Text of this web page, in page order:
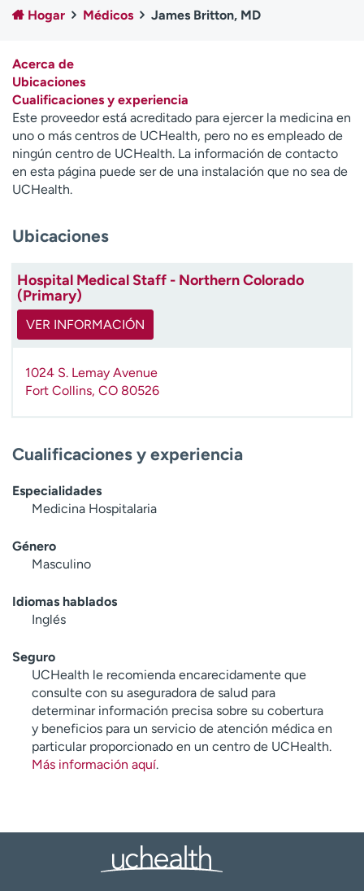
Atención a medios de
comunicación
Contáctenos Noticias e historias
A
y
ú
d
m
e
n
o
Hogar Médicos James Britton, MD
Acerca de
Ubicaciones
Cualificaciones y experiencia
Este proveedor está acreditado para ejercer la medicina en
uno o más centros de UCHealth, pero no es empleado de
ningún centro de UCHealth. La información de contacto
en esta página puede ser de una instalación que no sea de
UCHealth.
Ubicaciones
Hospital Medical Staff - Northern Colorado
(Primary)
VER INFORMACIÓN
1024 S. Lemay Avenue
Fort Collins, CO 80526
Cualificaciones y experiencia
Especialidades
Medicina Hospitalaria
Género
Masculino
Idiomas hablados
Inglés
Seguro
UCHealth le recomienda encarecidamente que
consulte con su aseguradora de salud para
determinar información precisa sobre su cobertura
y beneficios para un servicio de atención médica en
particular proporcionado en un centro de UCHealth.
Más información aquí.